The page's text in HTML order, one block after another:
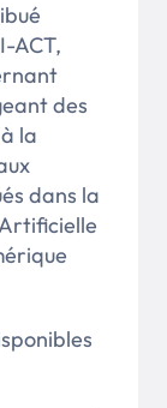
ACT,
des
à la
dans la